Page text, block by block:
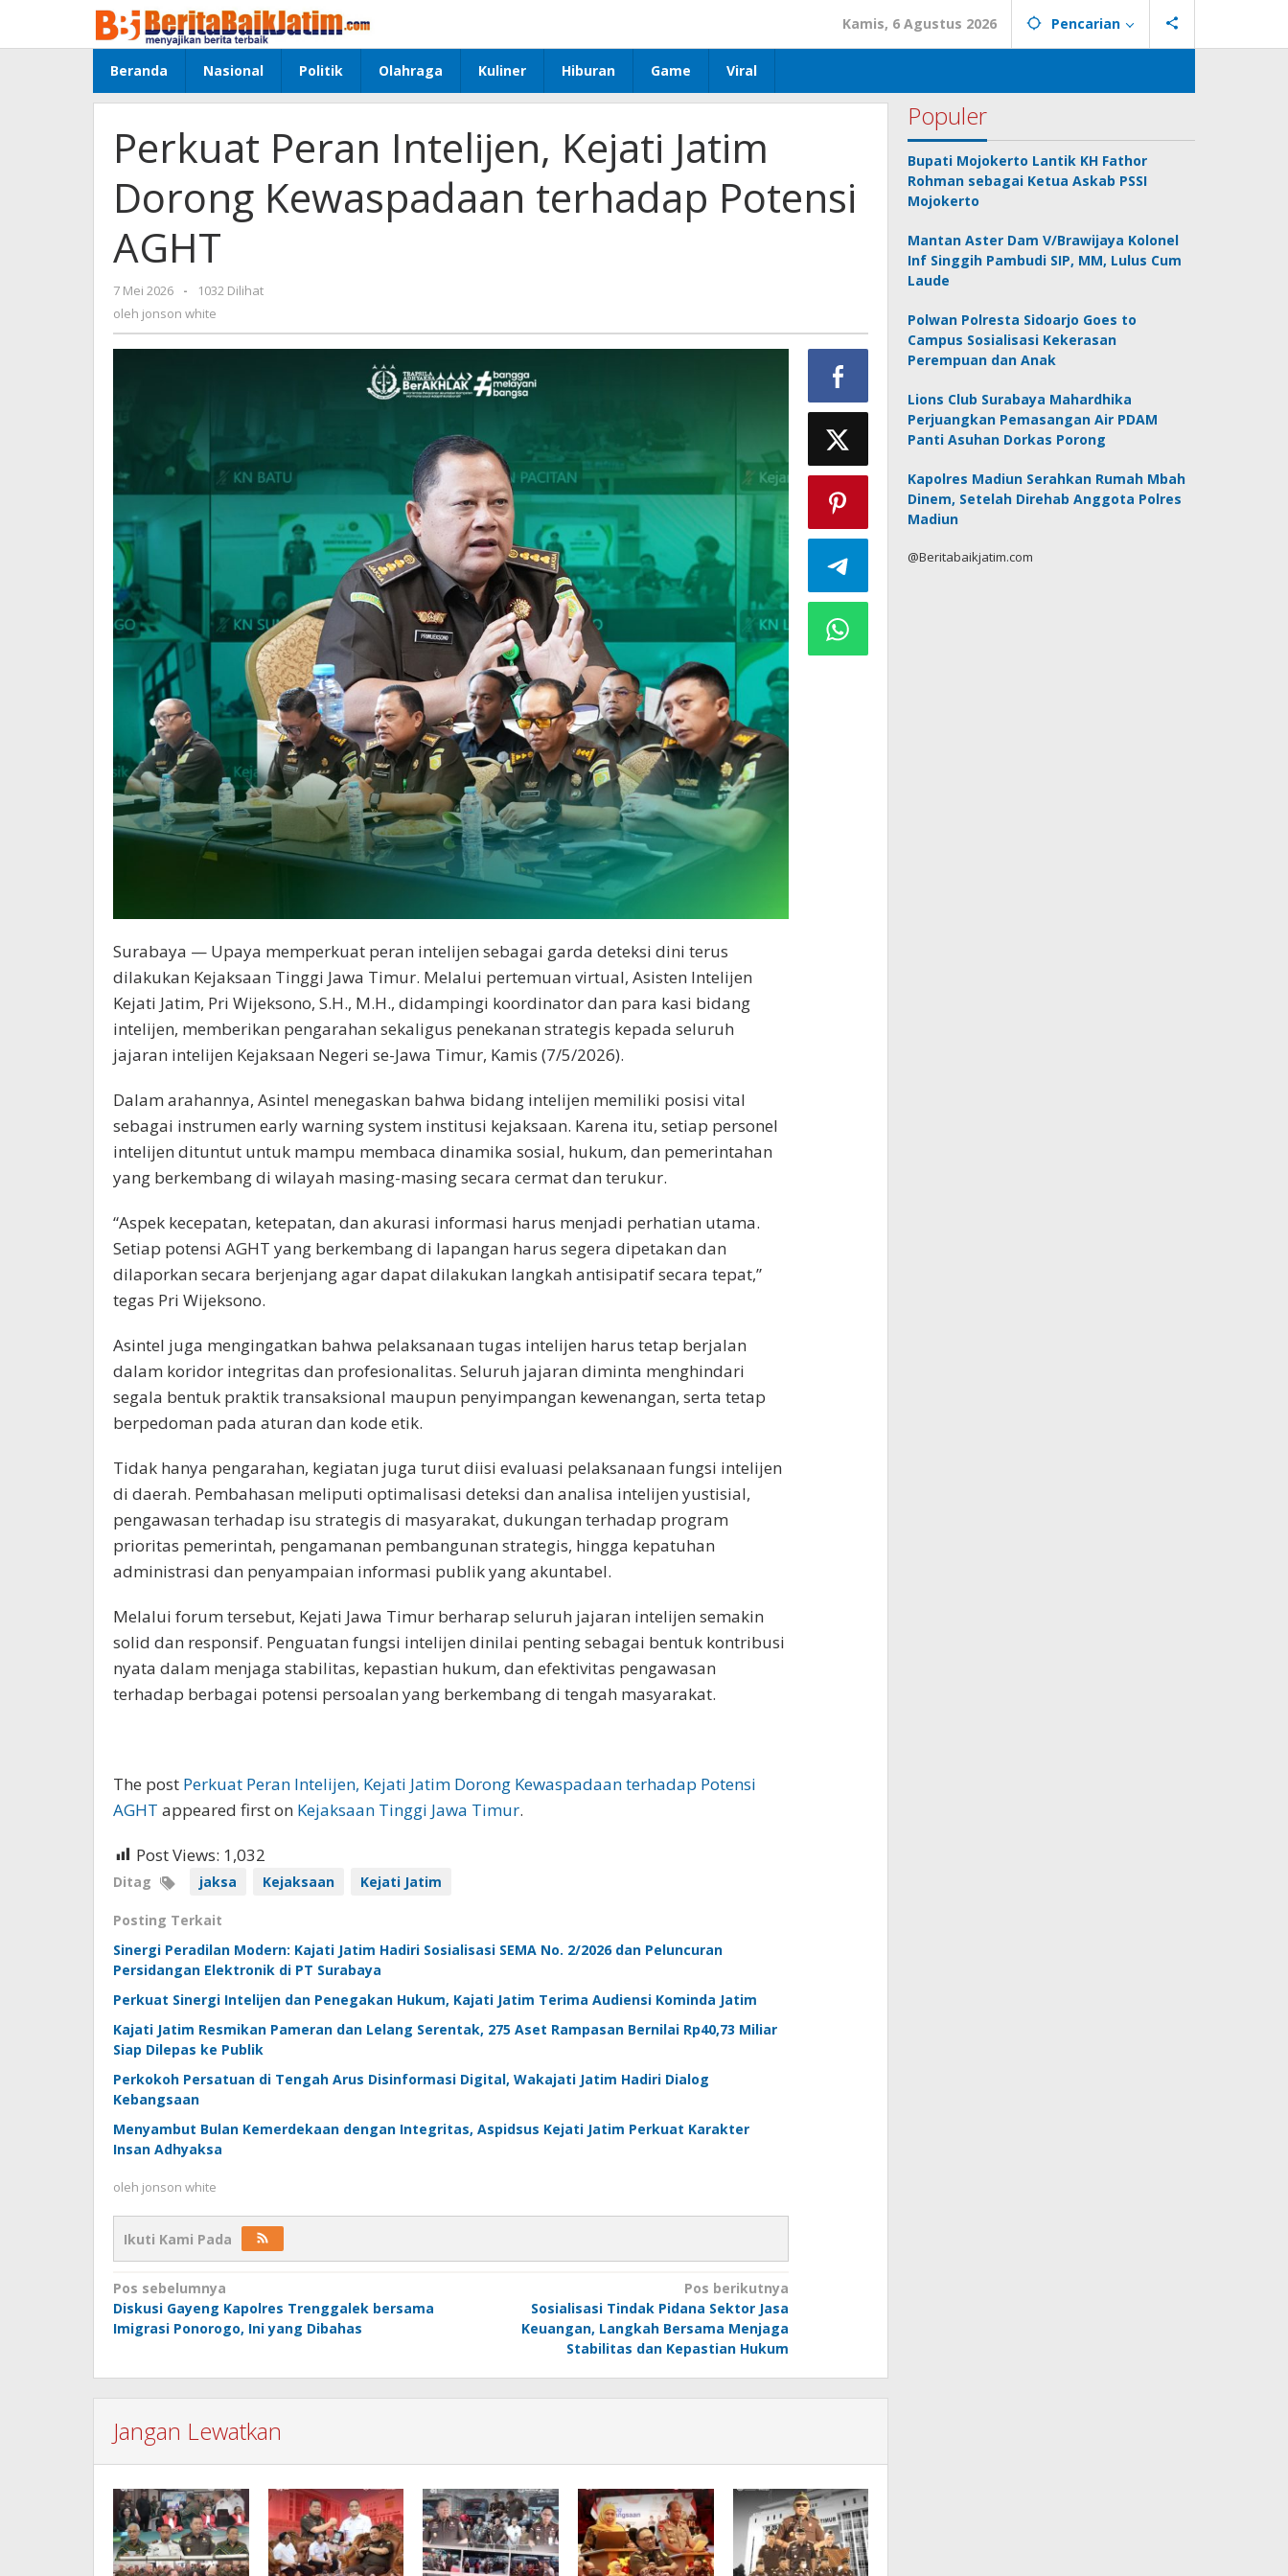
konten
Kamis, 6 Agustus 2026 Pencarian
Beranda Nasional Politik Olahraga Kuliner Hiburan Game Viral
Perkuat Peran Intelijen, Kejati Jatim
Dorong Kewaspadaan terhadap Potensi
AGHT
7 Mei 2026
oleh
jonson
-
1032 Dilihat
oleh jonson white
Surabaya — Upaya memperkuat peran intelijen sebagai garda deteksi dini terus
dilakukan Kejaksaan Tinggi Jawa Timur. Melalui pertemuan virtual, Asisten Intelijen
Kejati Jatim, Pri Wijeksono, S.H., M.H., didampingi koordinator dan para kasi bidang
intelijen, memberikan pengarahan sekaligus penekanan strategis kepada seluruh
jajaran intelijen Kejaksaan Negeri se-Jawa Timur, Kamis (7/5/2026).
Dalam arahannya, Asintel menegaskan bahwa bidang intelijen memiliki posisi vital
sebagai instrumen early warning system institusi kejaksaan. Karena itu, setiap personel
intelijen dituntut untuk mampu membaca dinamika sosial, hukum, dan pemerintahan
yang berkembang di wilayah masing-masing secara cermat dan terukur.
“Aspek kecepatan, ketepatan, dan akurasi informasi harus menjadi perhatian utama.
Setiap potensi AGHT yang berkembang di lapangan harus segera dipetakan dan
dilaporkan secara berjenjang agar dapat dilakukan langkah antisipatif secara tepat,”
tegas Pri Wijeksono.
Asintel juga mengingatkan bahwa pelaksanaan tugas intelijen harus tetap berjalan
dalam koridor integritas dan profesionalitas. Seluruh jajaran diminta menghindari
segala bentuk praktik transaksional maupun penyimpangan kewenangan, serta tetap
berpedoman pada aturan dan kode etik.
Tidak hanya pengarahan, kegiatan juga turut diisi evaluasi pelaksanaan fungsi intelijen
di daerah. Pembahasan meliputi optimalisasi deteksi dan analisa intelijen yustisial,
pengawasan terhadap isu strategis di masyarakat, dukungan terhadap program
prioritas pemerintah, pengamanan pembangunan strategis, hingga kepatuhan
administrasi dan penyampaian informasi publik yang akuntabel.
Melalui forum tersebut, Kejati Jawa Timur berharap seluruh jajaran intelijen semakin
solid dan responsif. Penguatan fungsi intelijen dinilai penting sebagai bentuk kontribusi
nyata dalam menjaga stabilitas, kepastian hukum, dan efektivitas pengawasan
terhadap berbagai potensi persoalan yang berkembang di tengah masyarakat.
The post Perkuat Peran Intelijen, Kejati Jatim Dorong Kewaspadaan terhadap Potensi
AGHT appeared first on Kejaksaan Tinggi Jawa Timur.
Post Views: 1,032
Ditag jaksa Kejaksaan Kejati Jatim
Posting Terkait
Sinergi Peradilan Modern: Kajati Jatim Hadiri Sosialisasi SEMA No. 2/2026 dan Peluncuran
Persidangan Elektronik di PT Surabaya
Perkuat Sinergi Intelijen dan Penegakan Hukum, Kajati Jatim Terima Audiensi Kominda Jatim
Kajati Jatim Resmikan Pameran dan Lelang Serentak, 275 Aset Rampasan Bernilai Rp40,73 Miliar
Siap Dilepas ke Publik
Perkokoh Persatuan di Tengah Arus Disinformasi Digital, Wakajati Jatim Hadiri Dialog
Kebangsaan
Menyambut Bulan Kemerdekaan dengan Integritas, Aspidsus Kejati Jatim Perkuat Karakter
Insan Adhyaksa
oleh jonson white
Ikuti Kami Pada
Navigasi
pos
Pos sebelumnya
Diskusi Gayeng Kapolres Trenggalek bersama
Imigrasi Ponorogo, Ini yang Dibahas
Pos berikutnya
Sosialisasi Tindak Pidana Sektor Jasa
Keuangan, Langkah Bersama Menjaga
Stabilitas dan Kepastian Hukum
Jangan Lewatkan
Populer
Bupati Mojokerto Lantik KH Fathor
Rohman sebagai Ketua Askab PSSI
Mojokerto
Mantan Aster Dam V/Brawijaya Kolonel
Inf Singgih Pambudi SIP, MM, Lulus Cum
Laude
Polwan Polresta Sidoarjo Goes to
Campus Sosialisasi Kekerasan
Perempuan dan Anak
Lions Club Surabaya Mahardhika
Perjuangkan Pemasangan Air PDAM
Panti Asuhan Dorkas Porong
Kapolres Madiun Serahkan Rumah Mbah
Dinem, Setelah Direhab Anggota Polres
Madiun
@Beritabaikjatim.com